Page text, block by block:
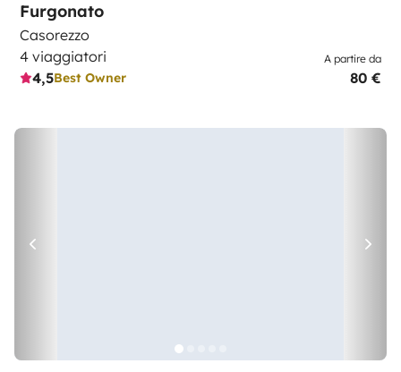
Furgonato
Casorezzo
4 viaggiatori
4,5Best Owner
A partire da
80 €